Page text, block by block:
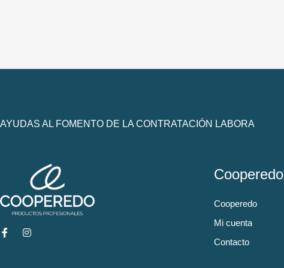
AYUDAS AL FOMENTO DE LA CONTRATACIÓN LABORA
Cooperedo
Cooperedo
Mi cuenta
Contacto